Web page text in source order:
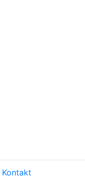
Kontakt